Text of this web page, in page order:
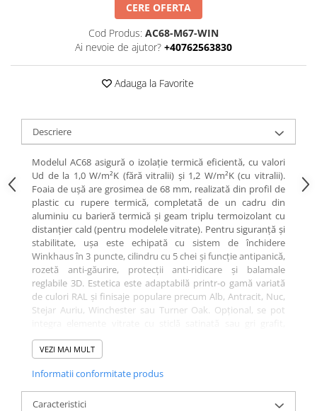
CERE OFERTA
Cod Produs: AC68-M67-WIN
Ai nevoie de ajutor? +40762563830
Adauga la Favorite
Descriere
Modelul AC68 asigură o izolație termică eficientă, cu valori
Ud de la 1,0 W/m²K (fără vitralii) și 1,2 W/m²K (cu vitralii).
Foaia de ușă are grosimea de 68 mm, realizată din profil de
plastic cu rupere termică, completată de un cadru din
aluminiu cu barieră termică și geam triplu termoizolant cu
distanțier cald (pentru modelele vitrate). Pentru siguranță și
stabilitate, ușa este echipată cu sistem de închidere
Winkhaus în 3 puncte, cilindru cu 5 chei și funcție antipanică,
rozetă anti-găurire, protecții anti-ridicare și balamale
reglabile 3D. Estetica este adaptabilă printr-o gamă variată
de culori RAL și finisaje populare precum Alb, Antracit, Nuc,
Stejar Auriu, Winchester sau Turner Oak. Opțional, se pot
pentru un plus de lumină și rafinament. Confortul zilnic este
susținut de pragul din aluminiu cu barieră termică și
UE, pe o linie automatizată de fabricație, acest model
beneficiază de livrare rapidă și garanția calității.
VEZI MAI MULT
Informatii conformitate produs
Caracteristici